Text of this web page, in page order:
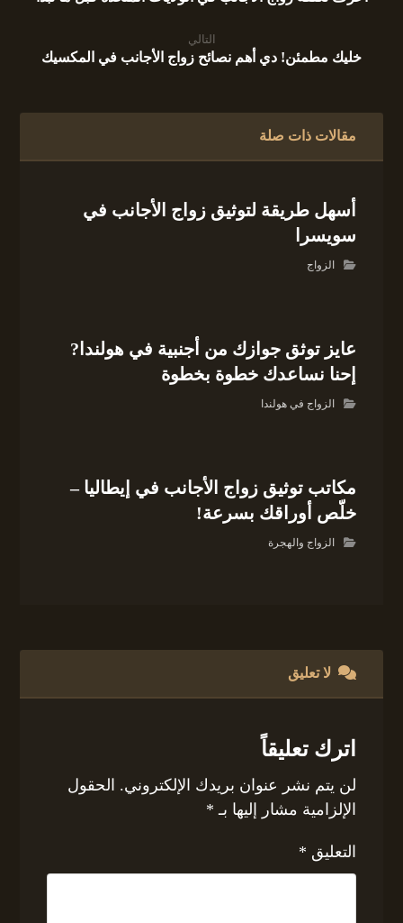
التالي
خليك مطمئن! دي أهم نصائح زواج الأجانب في المكسيك
مقالات ذات صلة
أسهل طريقة لتوثيق زواج الأجانب في
سويسرا
الزواج
عايز توثق جوازك من أجنبية في هولندا?
إحنا نساعدك خطوة بخطوة
الزواج في هولندا
مكاتب توثيق زواج الأجانب في إيطاليا –
خلّص أوراقك بسرعة!
الزواج والهجرة
لا تعليق
اترك تعليقاً
لن يتم نشر عنوان بريدك الإلكتروني. الحقول
الإلزامية مشار إليها بـ *
التعليق *